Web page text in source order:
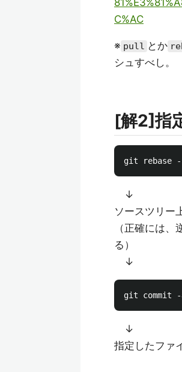
C%AC
※ pull とか
シュすべし。
[解2]指
↓
ソースツリー
（正確には
る）
↓
↓
指定したファ